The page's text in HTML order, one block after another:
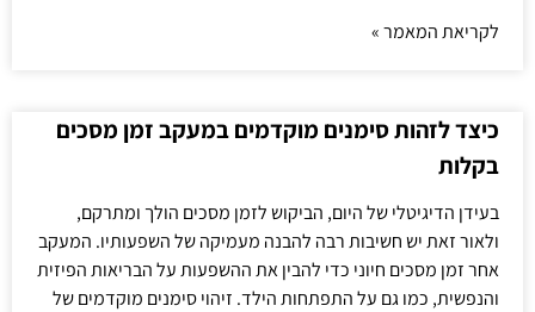
לקריאת המאמר »
כיצד לזהות סימנים מוקדמים במעקב זמן מסכים
בקלות
בעידן הדיגיטלי של היום, הביקוש לזמן מסכים הולך ומתרקם,
ולאור זאת יש חשיבות רבה להבנה מעמיקה של השפעותיו. המעקב
אחר זמן מסכים חיוני כדי להבין את ההשפעות על הבריאות הפיזית
והנפשית, כמו גם על התפתחות הילד. זיהוי סימנים מוקדמים של